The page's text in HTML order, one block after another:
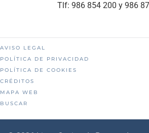
Tlf: 986 854 200 y 986
AVISO LEGAL
POLÍTICA DE PRIVACIDAD
POLÍTICA DE COOKIES
CRÉDITOS
MAPA WEB
BUSCAR